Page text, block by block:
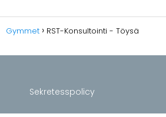
Gymmet RST-Konsultointi - Töysä
Sekretesspolicy